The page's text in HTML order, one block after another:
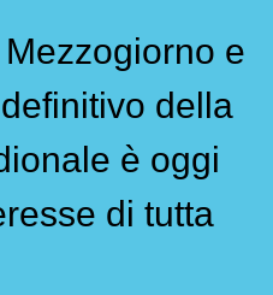
e
della
è oggi
di tutta